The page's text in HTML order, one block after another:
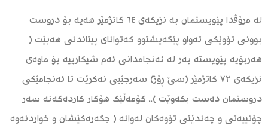
لە مرۆڤدا پێویستمان بە نزیکەی ٦٤ کاتژمێر هەیە بۆ دروست
بوونی تۆوێکی تەواو پێگەیشتوو کەتوانای پیتاندنی هەبێت (
هەربۆیە پێویستە بەر لە ئەنجامدانی ئەم شیکارییە بۆ ماوەی
نزیکەی ۷۲ کاتژمێر (سێ ڕۆژ) سەرجێیی نەکرێت تا ئەنجامێکی
دروستمان دەست بکەوێت ).. کۆمەڵێک هۆکار کاردەکەنە سەر
چۆنییەتی و چەندێتی تۆوەکان لەوانە ( جگەرەکێشان و خواردنەوە